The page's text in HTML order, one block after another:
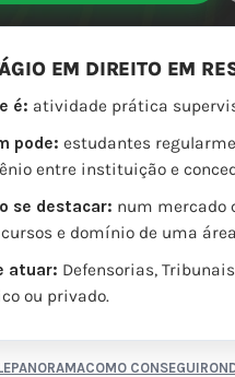
EM DIREITO EM
é: atividade prática
pode: estudantes
entre instituição e
se destacar: num mercado
e domínio de uma
atuar: Defensorias,
ou privado.
PANORAMACOMO CONSEGUIR